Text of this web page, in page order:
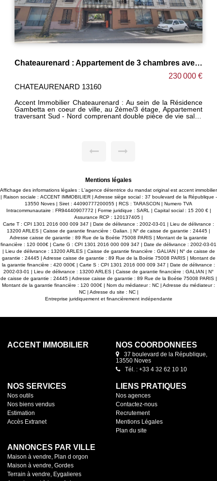
Chateaurenard : Appartement de 3 chambres avec triple balcons et parking privé
230 000 €
CHATEAURENARD 13160
Accent Immobilier Chateaurenard : Au sein de la Résidence
Gambetta en coeur de ville, au 2ème/3 étage, Appartement
traversant Sud - Nord comprenant double pièce de vie salon
sein de la résidence. Charges de copropriété : 83€
Immobilier - 6 Agences - Bienvenue en Provence
Mentions légales
Affichage des informations légales : L'agence détentrice du mandat original est accent immobilier
| Raison sociale : ACCENT IMMOBILIER | Adresse siège social : 37 boulevard de la République -
13550 Noves | Siret : 44090777200055 | RCS : TARASCON | Numero TVA
Intracommunautaire : FR94440907772 | Forme juridique : SARL | Capital social : 15 200 € |
Assurance RCP : 120137405 |
Carte T : CPI 1301 2016 000 009 347 | Date de délivrance : 2002-03-01 | Lieu de délivrance :
13200 ARLES | Caisse de garantie financière : Galian. | N° de caisse de garantie : 24445 |
Adresse caisse de garantie : 89 Rue de la Boétie 75008 PARIS | Montant de la garantie
financière : 120 000€ | Carte G : CPI 1301 2016 000 009 347 | Date de délivrance : 2002-03-01
| Lieu de délivrance : 13200 ARLES | Caisse de garantie financière : GALIAN | N° de caisse de
garantie : 24445 | Adresse caisse de garantie : 89 Rue de la Boétie 75008 PARIS | Montant de
la garantie financière : 420 000€ | Carte S : CPI 1301 2016 000 009 347 | Date de délivrance :
2002-03-01 | Lieu de délivrance : 13200 ARLES | Caisse de garantie financière : GALIAN | N°
de caisse de garantie : 24445 | Adresse caisse de garantie : 89 Rue de la Boétie 75008 PARIS |
Montant de la garantie financière : 120 000€ | Nom du médiateur : NC | Adresse du médiateur :
NC | Adresse du site : NC |
Entreprise juridiquement et financièrement indépendante
ACCENT IMMOBILIER NOS COORDONNÉES
37 boulevard de la République,
13550 Noves
Tél. : +33 4 32 62 10 10
NOS SERVICES
Nos outils
Nos biens vendus
Estimation
Accès Extranet
LIENS PRATIQUES
Nos agences
Contactez-nous
Recrutement
Mentions Légales
Plan du site
ANNONCES PAR VILLE
Maison à vendre, Plan d orgon
Maison à vendre, Gordes
Terrain à vendre, Eygalieres